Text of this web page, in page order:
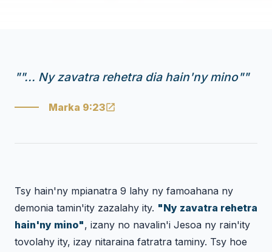
""... Ny zavatra rehetra dia hain'ny mino""
Marka 9:23
Tsy hain'ny mpianatra 9 lahy ny famoahana ny
demonia tamin'ity zazalahy ity. "Ny zavatra rehetra
hain'ny mino", izany no navalin'i Jesoa ny rain'ity
tovolahy ity, izay nitaraina fatratra taminy. Tsy hoe